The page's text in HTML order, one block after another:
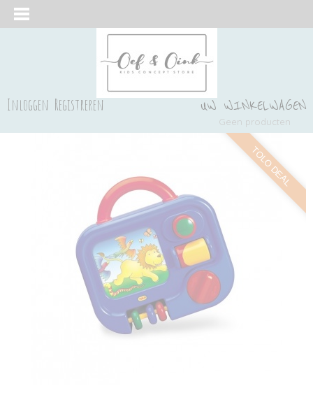
Inloggen Registreren UW WINKELWAGEN
Geen producten
TOLO DEAL